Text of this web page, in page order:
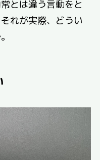
とは違う言動をと
れが実際、どうい